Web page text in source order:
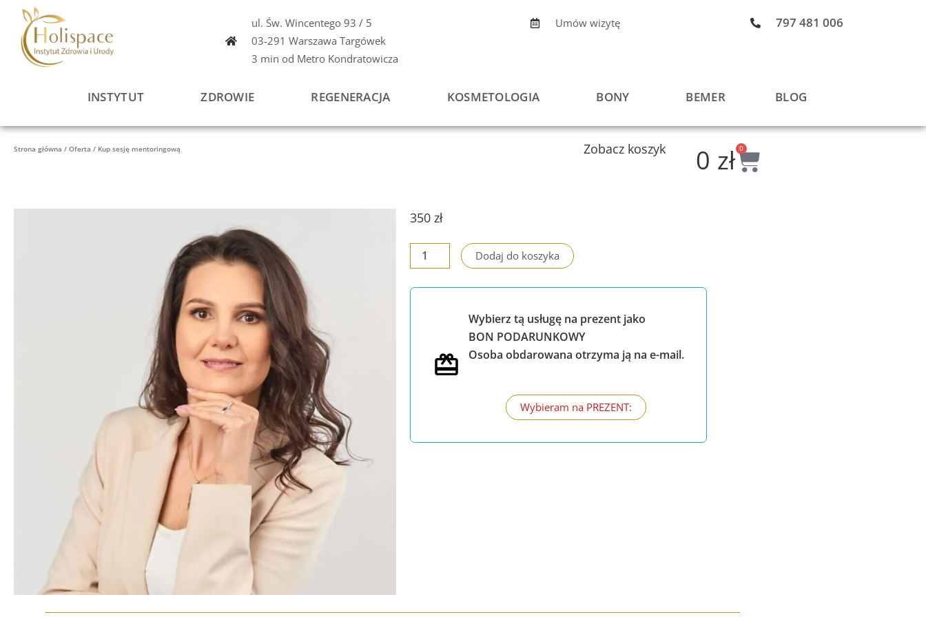
Przejdź
treści
ul. Św. Wincentego 93 / 5
03-291 Warszawa Targówek
3 min od Metro Kondratowicza
Umów wizytę 797 481 006
INSTYTUT ZDROWIE REGENERACJA KOSMETOLOGIA BONY BEMER BLOG
Strona główna / Oferta / Kup sesję mentoringową Zobacz koszyk 0 zł 0
Wózek
350 zł
ilość
Kup
sesję
Dodaj do koszyka
Wybierz tą usługę na prezent jako
BON PODARUNKOWY
Osoba obdarowana otrzyma ją na e-mail.
Wybieram na PREZENT: